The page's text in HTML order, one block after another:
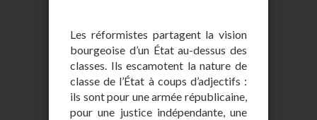
Les réformistes partagent la vision
bourgeoise d’un État au-dessus des
classes. Ils escamotent la nature de
classe de l’État à coups d’adjectifs :
ils sont pour une armée républicaine,
pour une justice indépendante, une